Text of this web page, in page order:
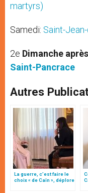
martyrs)
Samedi: Saint-
2e Dimanche
Saint-Pancrace
Autres
La guerre, c’est faire le
choix « de Caïn », déplore